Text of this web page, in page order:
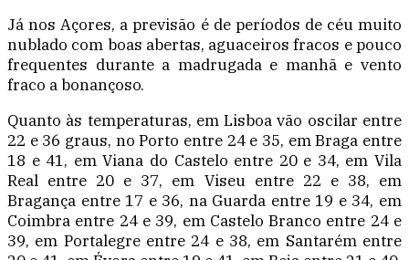
Já nos Açores, a previsão é de períodos de céu muito
nublado com boas abertas, aguaceiros fracos e pouco
frequentes durante a madrugada e manhã e vento
fraco a bonançoso.
Quanto às temperaturas, em Lisboa vão oscilar entre
22 e 36 graus, no Porto entre 24 e 35, em Braga entre
18 e 41, em Viana do Castelo entre 20 e 34, em Vila
Real entre 20 e 37, em Viseu entre 22 e 38, em
Bragança entre 17 e 36, na Guarda entre 19 e 34, em
Coimbra entre 24 e 39, em Castelo Branco entre 24 e
39, em Portalegre entre 24 e 38, em Santarém entre